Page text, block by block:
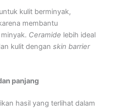
kulit berminyak,
membantu
Ceramide lebih ideal
kulit dengan skin barrier
panjang
hasil yang terlihat dalam